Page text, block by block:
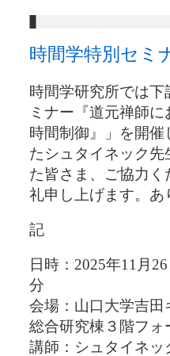
時間学特別セミ
時間学研究所では
ミナー『道元禅師
時間制御』」を開
たシュタイネック
た皆さま、ご協力
礼申し上げます。
記
日時：2025年11月
分
会場：山口大学吉田
総合研究棟３階フォ
講師：シュタイネッ